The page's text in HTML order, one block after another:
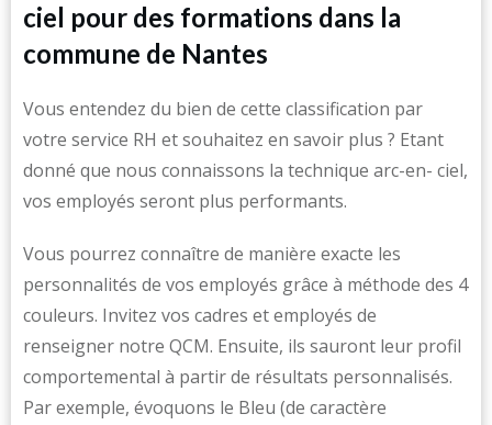
ciel pour des formations dans la
commune de Nantes
Vous entendez du bien de cette classification par
votre service RH et souhaitez en savoir plus ? Etant
donné que nous connaissons la technique arc-en- ciel,
vos employés seront plus performants.
Vous pourrez connaître de manière exacte les
personnalités de vos employés grâce à méthode des 4
couleurs. Invitez vos cadres et employés de
renseigner notre QCM. Ensuite, ils sauront leur profil
comportemental à partir de résultats personnalisés.
Par exemple, évoquons le Bleu (de caractère